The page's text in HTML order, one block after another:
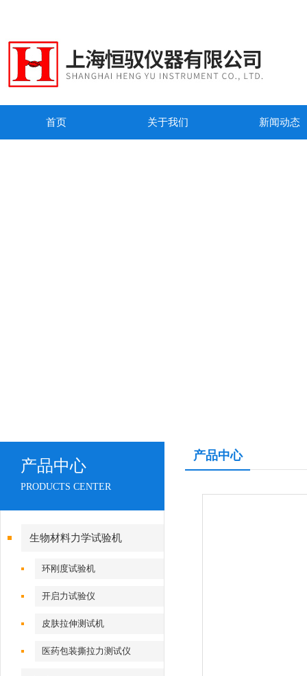
首页 关于我们 新闻动态
产品中心
PRODUCTS CENTER
生物材料力学试验机
环刚度试验机
开启力试验仪
皮肤拉伸测试机
医药包装撕拉力测试仪
产品中心